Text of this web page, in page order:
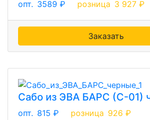
опт. 3589 ₽ розница 3 927 ₽
Заказать
Сабо из ЭВА БАРС (С-01)
опт. 815 ₽ розница 926 ₽